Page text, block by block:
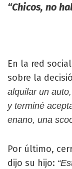
“Chicos, no
En la red
sobre la
alquilar un
y terminé
enano, una
Por último,
dijo su hijo: